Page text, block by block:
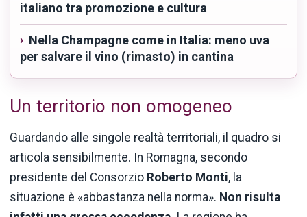
italiano tra promozione e cultura
Nella Champagne come in Italia: meno uva
per salvare il vino (rimasto) in cantina
Un territorio non omogeneo
Guardando alle singole realtà territoriali, il quadro si
articola sensibilmente. In Romagna, secondo
presidente del Consorzio Roberto Monti, la
situazione è «abbastanza nella norma». Non risulta